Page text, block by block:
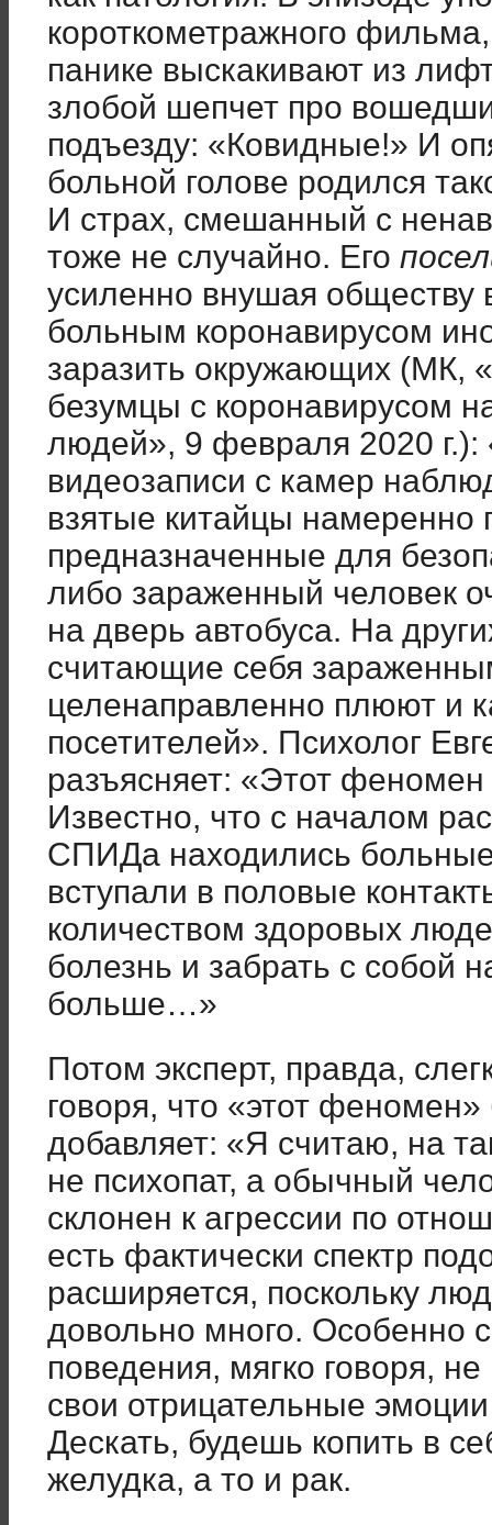
короткометражного
панике выскакивают из
злобой шепчет про
подъезду: «Ковидные!» И
больной голове родился
И страх, смешанный с
тоже не случайно. Его
усиленно внушая обществу
больным коронавирусом
заразить окружающих (МК,
безумцы с коронавирусом
людей», 9 февраля 2020 г.):
видеозаписи с камер
взятые китайцы
предназначенные для
либо зараженный человек
на дверь автобуса. На
считающие себя
целенаправленно плюют и
посетителей». Психолог
разъясняет: «Этот феномен
Известно, что с началом
СПИДа находились
вступали в половые
количеством здоровых
болезнь и забрать с собой
больше…»
Потом эксперт, правда,
говоря, что «этот
добавляет: «Я считаю, на
не психопат, а обычный
склонен к агрессии по
есть фактически спектр
расширяется, поскольку
довольно много. Особенно
поведения, мягко говоря,
свои отрицательные
Дескать, будешь копить в
желудка, а то и рак.